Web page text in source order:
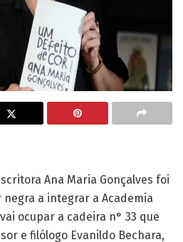
Ana Maria Gonçalves foi
a integrar a Academia
ocupar a cadeira n° 33 que
e filólogo Evanildo Bechara,